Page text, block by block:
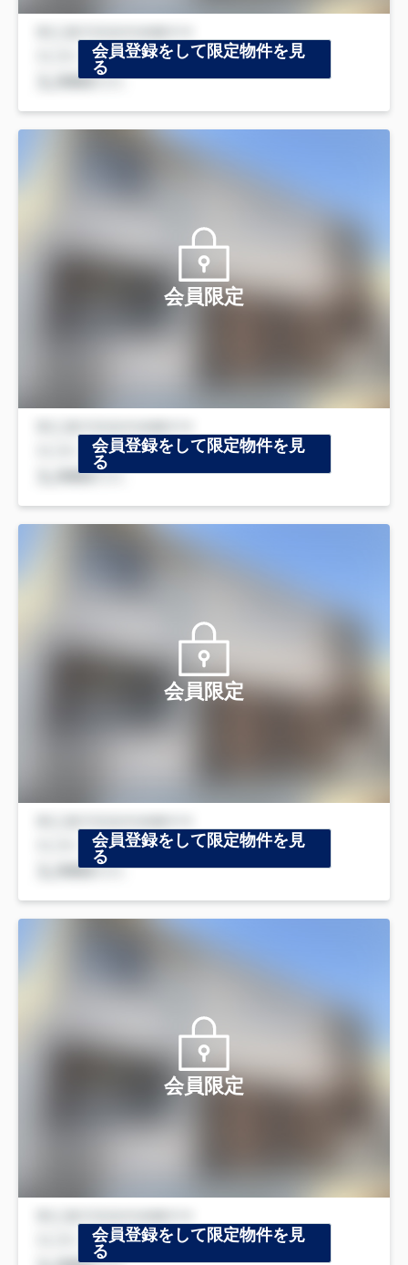
会員登録をして限定物件を見
る
会員限定
会員登録をして限定物件を見
る
会員限定
会員登録をして限定物件を見
る
会員限定
会員登録をして限定物件を見
る